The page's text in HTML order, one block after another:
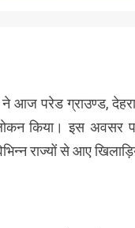
ने आज परेड ग्राउण्ड,
किया। इस अवसर
राज्यों से आए